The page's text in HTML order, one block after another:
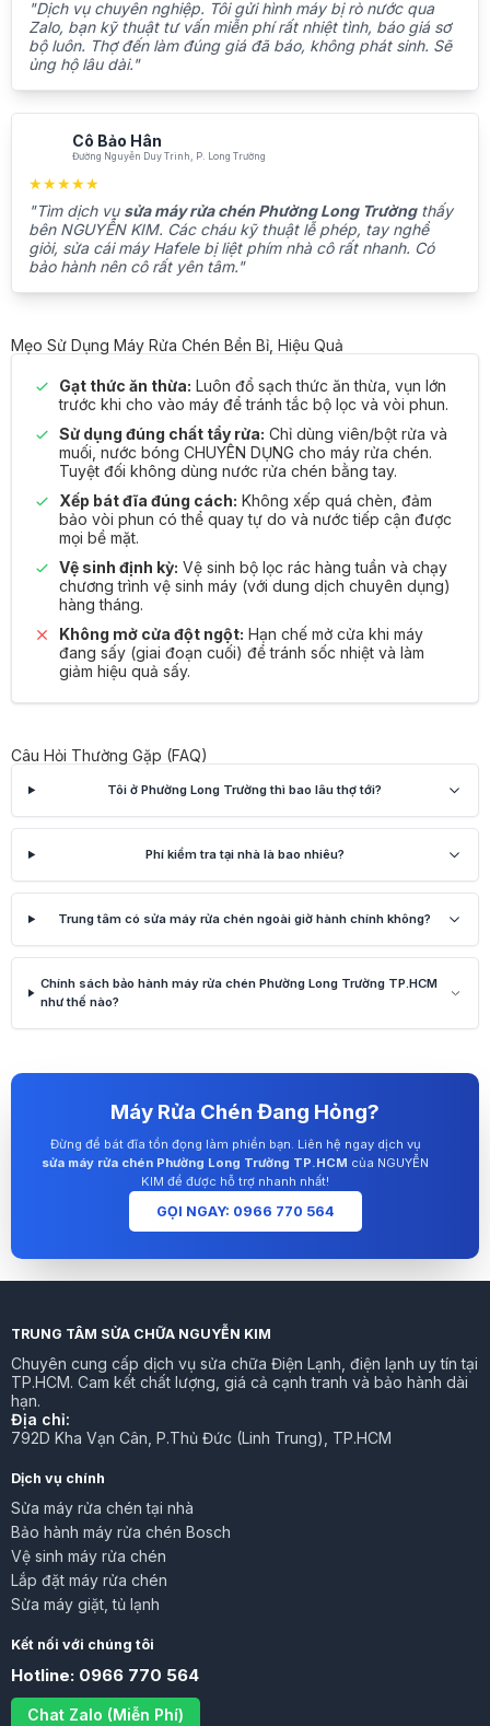
"Dịch vụ chuyên nghiệp. Tôi gửi hình máy bị rò nước qua
Zalo, bạn kỹ thuật tư vấn miễn phí rất nhiệt tình, báo giá sơ
bộ luôn. Thợ đến làm đúng giá đã báo, không phát sinh. Sẽ
ủng hộ lâu dài."
Cô Bảo Hân
Đường Nguyễn Duy Trinh, P. Long Trường
★★★★★
"Tìm dịch vụ sửa máy rửa chén Phường Long Trườngthấy
bên NGUYỄN KIM. Các cháu kỹ thuật lễ phép, tay nghề
giỏi, sửa cái máy Hafele bị liệt phím nhà cô rất nhanh. Có
bảo hành nên cô rất yên tâm."
Mẹo Sử Dụng Máy Rửa Chén Bền Bỉ, Hiệu Quả
Gạt thức ăn thừa: Luôn đổ sạch thức ăn thừa, vụn lớn
trước khi cho vào máy để tránh tắc bộ lọc và vòi phun.
Sử dụng đúng chất tẩy rửa: Chỉ dùng viên/bột rửa và
muối, nước bóng CHUYÊN DỤNG cho máy rửa chén.
Tuyệt đối không dùng nước rửa chén bằng tay.
Xếp bát đĩa đúng cách: Không xếp quá chèn, đảm
bảo vòi phun có thể quay tự do và nước tiếp cận được
mọi bề mặt.
Vệ sinh định kỳ: Vệ sinh bộ lọc rác hàng tuần và chạy
chương trình vệ sinh máy (với dung dịch chuyên dụng)
hàng tháng.
Không mở cửa đột ngột: Hạn chế mở cửa khi máy
đang sấy (giai đoạn cuối) để tránh sốc nhiệt và làm
giảm hiệu quả sấy.
Câu Hỏi Thường Gặp (FAQ)
Tôi ở Phường Long Trường thì bao lâu thợ tới?
Phí kiểm tra tại nhà là bao nhiêu?
Trung tâm có sửa máy rửa chén ngoài giờ hành chính không?
Chính sách bảo hành máy rửa chén Phường Long Trường TP.HCM
như thế nào?
Máy Rửa Chén Đang Hỏng?
Đừng để bát đĩa tồn đọng làm phiền bạn. Liên hệ ngay dịch vụ
sửa máy rửa chén Phường Long Trường TP.HCM của NGUYỄN
KIM để được hỗ trợ nhanh nhất!
GỌI NGAY: 0966 770 564
TRUNG TÂM SỬA CHỮA NGUYỄN KIM
Chuyên cung cấp dịch vụ sửa chữa Điện Lạnh, điện lạnh uy tín tại
TP.HCM. Cam kết chất lượng, giá cả cạnh tranh và bảo hành dài
hạn.
Địa chỉ:
792D Kha Vạn Cân, P.Thủ Đức (Linh Trung), TP.HCM
Dịch vụ chính
Sửa máy rửa chén tại nhà
Bảo hành máy rửa chén Bosch
Vệ sinh máy rửa chén
Lắp đặt máy rửa chén
Sửa máy giặt, tủ lạnh
Kết nối với chúng tôi
Hotline: 0966 770 564
Chat Zalo (Miễn Phí)